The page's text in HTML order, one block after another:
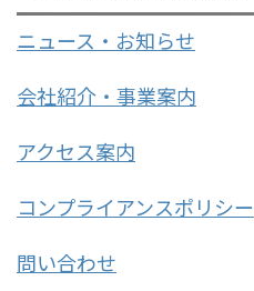
ニュース・お知らせ
会社紹介・事業案内
アクセス案内
コンプライアンスポリシー
問い合わせ